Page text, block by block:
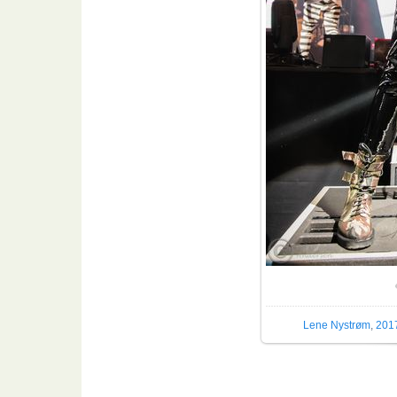
Lene Nystrøm,